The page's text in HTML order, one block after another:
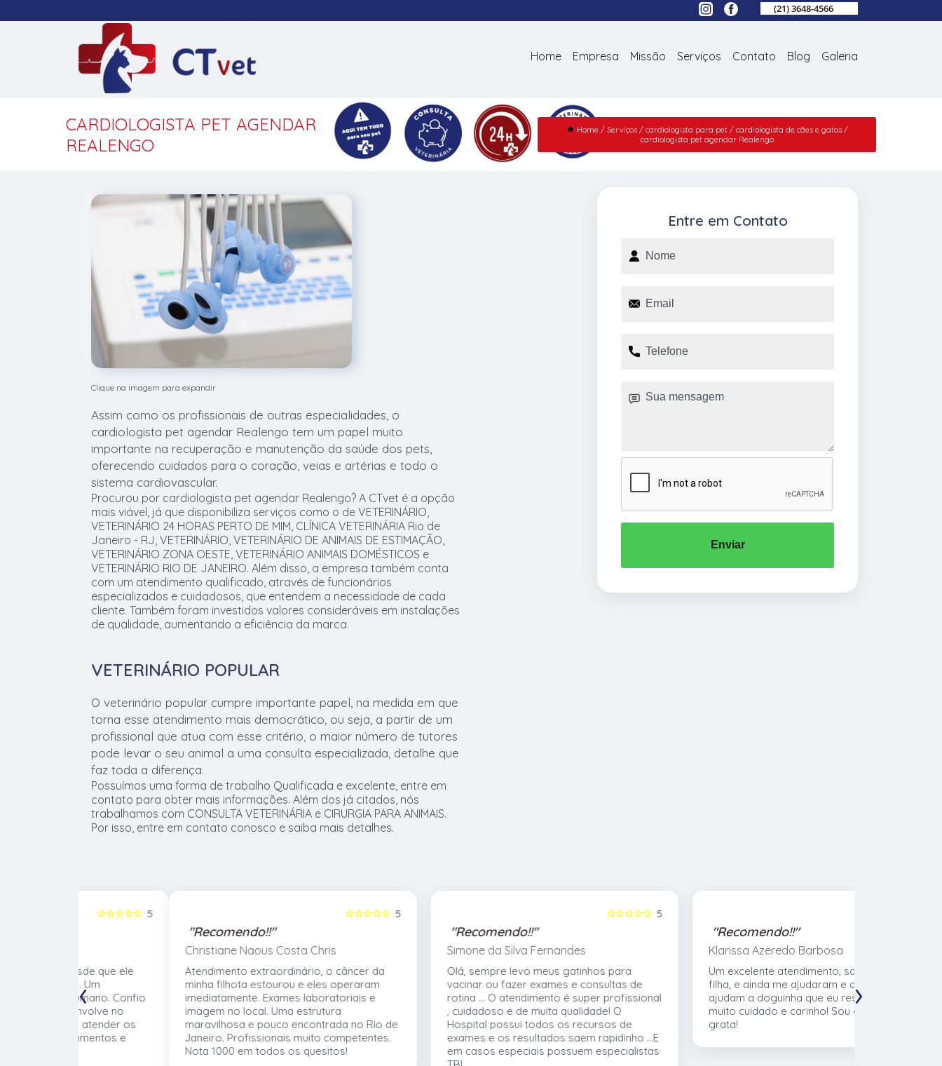
(21) 3648-4566
Home Empresa Missão Serviços Contato Blog Galeria
CARDIOLOGISTA PET AGENDAR
REALENGO
Home Serviços cardiologista para pet
cardiologista de cães e gatos
cardiologista pet agendar Realengo
Clique na imagem para expandir
Assim como os profissionais de outras especialidades, o
cardiologista pet agendar Realengo tem um papel muito
importante na recuperação e manutenção da saúde dos pets,
oferecendo cuidados para o coração, veias e artérias e todo o
sistema cardiovascular.
Procurou por cardiologista pet agendar Realengo? A CTvet é a opção
mais viável, já que disponibiliza serviços como o de VETERINÁRIO,
VETERINÁRIO 24 HORAS PERTO DE MIM, CLÍNICA VETERINÁRIA Rio de
Janeiro - RJ, VETERINÁRIO, VETERINÁRIO DE ANIMAIS DE ESTIMAÇÃO,
VETERINÁRIO ZONA OESTE, VETERINÁRIO ANIMAIS DOMÉSTICOS e
VETERINÁRIO RIO DE JANEIRO. Além disso, a empresa também conta
com um atendimento qualificado, através de funcionários
especializados e cuidadosos, que entendem a necessidade de cada
cliente. Também foram investidos valores consideráveis em instalações
de qualidade, aumentando a eficiência da marca.
VETERINÁRIO POPULAR
O veterinário popular cumpre importante papel, na medida em que
torna esse atendimento mais democrático, ou seja, a partir de um
profissional que atua com esse critério, o maior número de tutores
pode levar o seu animal a uma consulta especializada, detalhe que
faz toda a diferença.
Possuímos uma forma de trabalho Qualificada e excelente, entre em
contato para obter mais informações. Além dos já citados, nós
trabalhamos com CONSULTA VETERINÁRIA e CIRURGIA PARA ANIMAIS.
Por isso, entre em contato conosco e saiba mais detalhes.
Entre em Contato
Enviar
"Recomendo!!"
Christiane Naous Costa Chris
Atendimento extraordinário, o câncer da
minha filhota estourou e eles operaram
imediatamente. Exames laboratoriais e
imagem no local. Uma estrutura
maravilhosa e pouco encontrada no Rio de
Janeiro. Profissionais muito competentes.
Nota 1000 em todos os quesitos!
"Recomendo!!"
Simone da Silva Fernandes
Olá, sempre levo meus gatinhos para
vacinar ou fazer exames e consultas de
rotina ... O atendimento é super profissional
, cuidadoso e de muita qualidade! O
Hospital possui todos os recursos de
exames e os resultados saem rapidinho ...E
em casos especiais possuem especialistas
"Recomendo!!"
Klarissa Azeredo Barbosa
Um excelente atendimento, salvou minha
filha, e ainda me ajudaram e ajudaram e
ajudam a doguinha que eu resgatei, com
muito cuidado e carinho! Sou eternamente
grata!
‹ ›